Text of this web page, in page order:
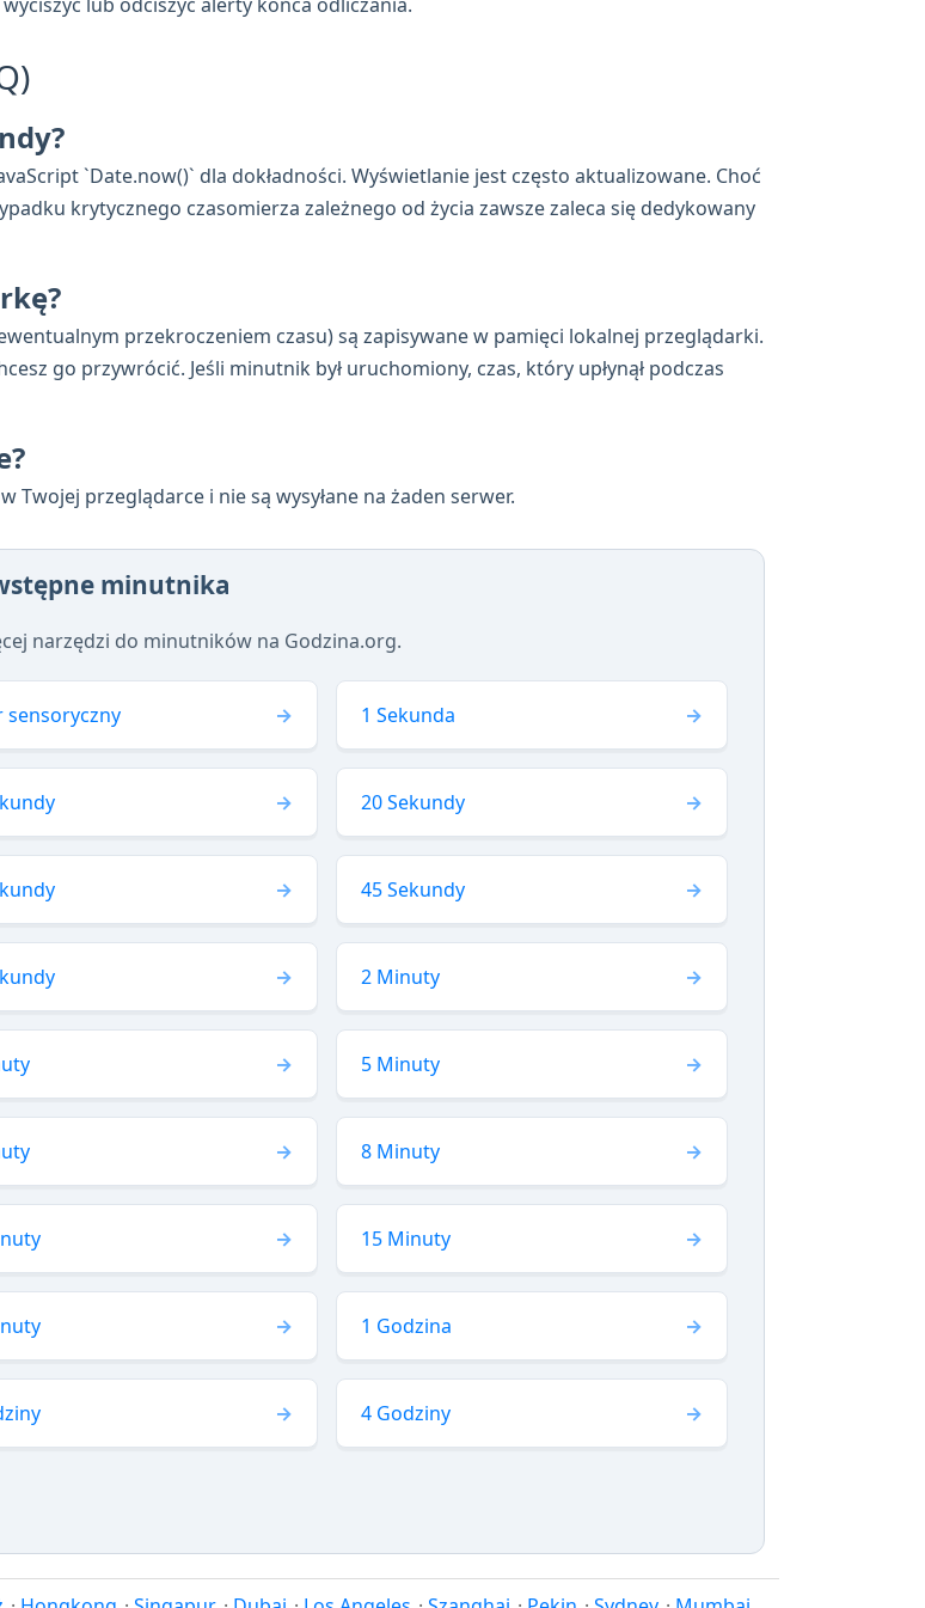
`Date.now()` dla dokładności. Wyświetlanie jest często aktualizowane. Choć
krytycznego czasomierza zależnego od życia zawsze zaleca się dedykowany
przekroczeniem czasu) są zapisywane w pamięci lokalnej przeglądarki.
go przywrócić. Jeśli minutnik był uruchomiony, czas, który upłynął podczas
przeglądarce i nie są wysyłane na żaden serwer.
minutnika
narzędzi do minutników na Godzina.org.
sensoryczny 1 Sekunda
20 Sekundy
45 Sekundy
2 Minuty
5 Minuty
8 Minuty
15 Minuty
1 Godzina
4 Godziny